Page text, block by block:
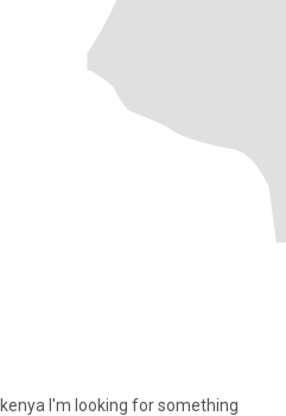
I'm looking for something